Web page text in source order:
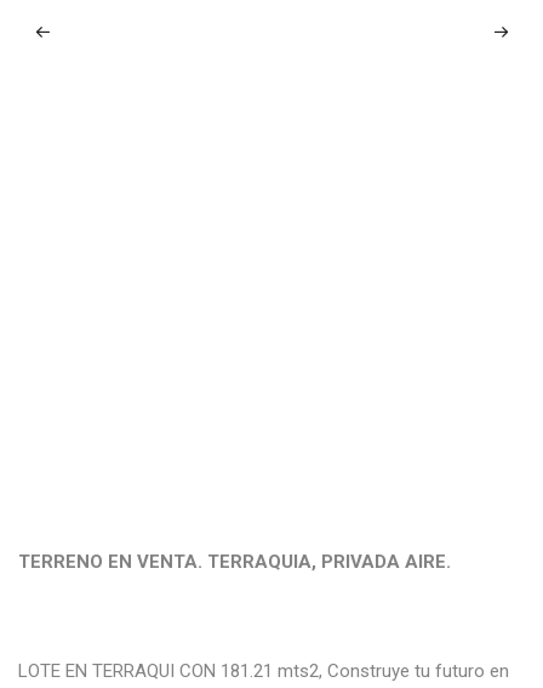
TERRENO EN VENTA. TERRAQUIA, PRIVADA AIRE.
LOTE EN TERRAQUI CON 181.21 mts2, Construye tu futuro en